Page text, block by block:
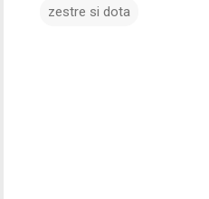
zestre si dota